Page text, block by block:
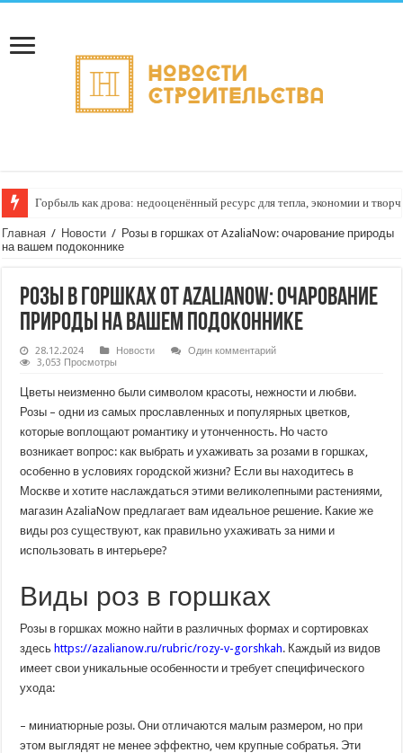
Горбыль как дрова: недооценённый ресурс для тепла, экономии и
Главная / Новости / Розы в горшках от AzaliaNow: очарование природы
на вашем подоконнике
Розы в горшках от AzaliaNow: очарование
природы на вашем подоконнике
28.12.2024 Новости
Один комментарий
3,053 Просмотры
Цветы неизменно были символом красоты, нежности и любви.
Розы – одни из самых прославленных и популярных цветков,
которые воплощают романтику и утонченность. Но часто
возникает вопрос: как выбрать и ухаживать за розами в горшках,
особенно в условиях городской жизни? Если вы находитесь в
Москве и хотите наслаждаться этими великолепными растениями,
магазин AzaliaNow предлагает вам идеальное решение. Какие же
виды роз существуют, как правильно ухаживать за ними и
использовать в интерьере?
Виды роз в горшках
Розы в горшках можно найти в различных формах и сортировках
здесь https://azalianow.ru/rubric/rozy-v-gorshkah. Каждый из видов
имеет свои уникальные особенности и требует специфического
ухода:
– миниатюрные розы. Они отличаются малым размером, но при
этом выглядят не менее эффектно, чем крупные собратья. Эти